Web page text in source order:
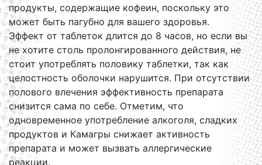
продукты, содержащие кофеин, поскольку это
может быть пагубно для вашего здоровья.
Эффект от таблеток длится до 8 часов, но если вы
не хотите столь пролонгированного действия, не
стоит употреблять половику таблетки, так как
целостность оболочки нарушится. При отсутствии
полового влечения эффективность препарата
снизится сама по себе. Отметим, что
одновременное употребление алкоголя, сладких
продуктов и Камагры снижает активность
препарата и может вызвать аллергические
реакции.